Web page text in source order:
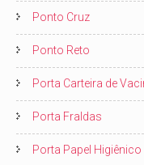
Ponto Cruz
Ponto Reto
Porta Carteira de
Porta Fraldas
Porta Papel Higiênico